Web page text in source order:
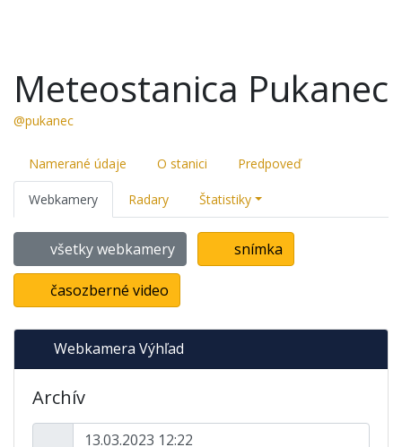
Meteostanica Pukanec
@pukanec
Namerané údaje O stanici Predpoveď
Webkamery Radary Štatistiky
všetky webkamery snímka
časozberné video
Webkamera Výhľad
Archív